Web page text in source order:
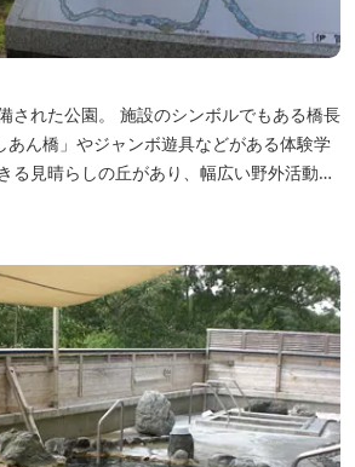
された公園。 施設のシンボルでもある橋長
あん橋」やジャンボ遊具などがある体験学
る見晴らしの丘があり、幅広い野外活動に
併設されています。 川沿いには島ヶ原温泉
の道」があり、旧岩倉水力発電所跡の水路
り、春は桜、秋は紅葉の名所として楽しめ
す。